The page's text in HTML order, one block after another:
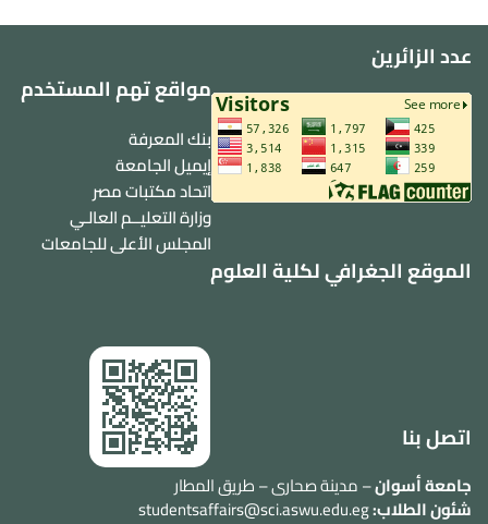
عدد الزائرين
مواقع تهم المستخدم
بنك المعرفة
إيميل الجامعة
اتحاد مكتبات مصر
وزارة التعليــم العالـي
المجلس الأعلى للجامعات
الموقع الجغرافي لكلية العلوم
اتصل بنا
جامعة أسوان– مدينة صحارى – طريق المطار
شئون الطلاب:studentsaffairs@sci.aswu.edu.eg